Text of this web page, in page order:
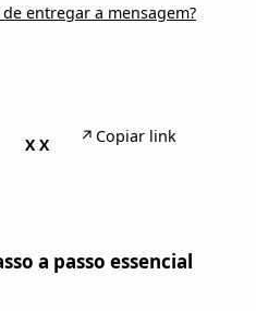
entregar a mensagem?
X X ↗ Copiar link
a passo essencial